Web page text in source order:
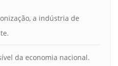
a indústria de
da economia nacional.